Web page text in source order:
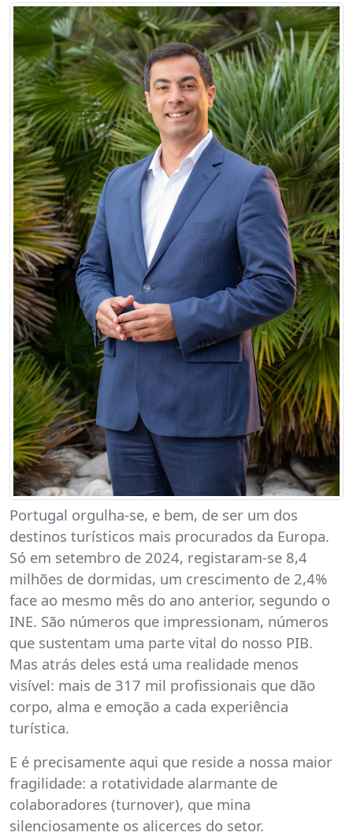
Portugal orgulha-se, e bem, de ser um dos
destinos turísticos mais procurados da Europa.
Só em setembro de 2024, registaram-se 8,4
milhões de dormidas, um crescimento de 2,4%
face ao mesmo mês do ano anterior, segundo o
INE. São números que impressionam, números
que sustentam uma parte vital do nosso PIB.
Mas atrás deles está uma realidade menos
visível: mais de 317 mil profissionais que dão
corpo, alma e emoção a cada experiência
turística.
E é precisamente aqui que reside a nossa maior
fragilidade: a rotatividade alarmante de
colaboradores (turnover), que mina
silenciosamente os alicerces do setor.